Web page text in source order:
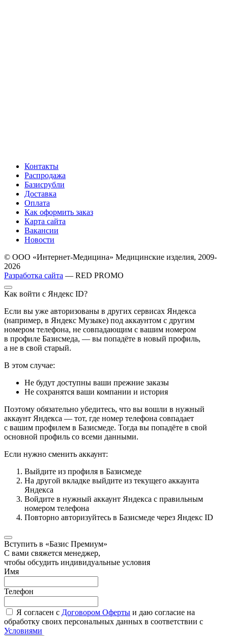
Контакты
Распродажа
Базисрубли
Доставка
Оплата
Как оформить заказ
Карта сайта
Вакансии
Новости
© ООО «Интернет-Медицина» Медицинские изделия, 2009-
2026
Разработка сайта — RED PROMO
Как войти с Яндекс ID?
Если вы уже авторизованы в других сервисах Яндекса
(например, в Яндекс Музыке) под аккаунтом с другим
номером телефона, не совпадающим с вашим номером
в профиле Базисмеда, — вы попадёте в новый профиль,
а не в свой старый.
В этом случае:
Не будут доступны ваши прежние заказы
Не сохранятся ваши компании и история
Поэтому обязательно убедитесь, что вы вошли в нужный
аккаунт Яндекса — тот, где номер телефона совпадает
с вашим профилем в Базисмеде. Тогда вы попадёте в свой
основной профиль со всеми данными.
Если нужно сменить аккаунт:
Выйдите из профиля в Базисмеде
На другой вкладке выйдите из текущего аккаунта
Яндекса
Войдите в нужный аккаунт Яндекса с правильным
номером телефона
Повторно авторизуйтесь в Базисмеде через Яндекс ID
Вступить в «Базис Премиум»
С вами свяжется менеджер,
чтобы обсудить индивидуальные условия
Имя
Телефон
Я согласен с Договором Оферты и даю согласие на
обработку своих персональных данных в соответствии с
Условиями